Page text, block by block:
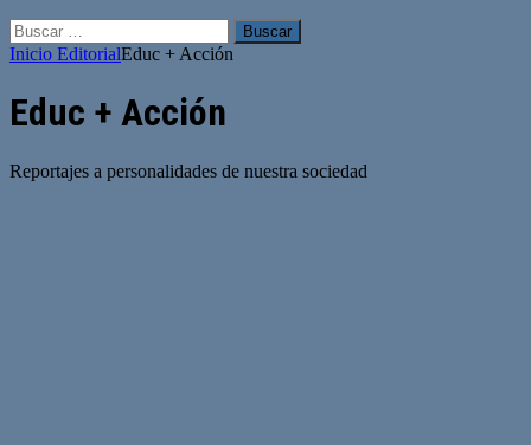
Buscar:
Inicio EditorialEduc + Acción
Educ + Acción
Reportajes a personalidades de nuestra sociedad